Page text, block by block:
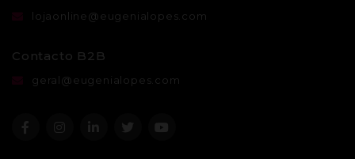
lojaonline@eugenialopes.com
Contacto B2B
geral@eugenialopes.com